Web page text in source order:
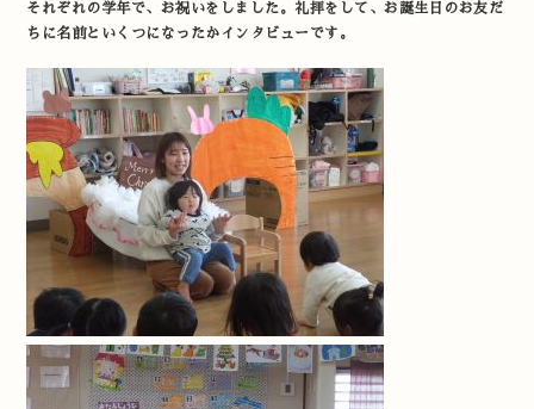
それぞれの学年で、お祝いをしました。礼拝をして、お誕生日のお友だ
ちに名前といくつになったかインタビューです。